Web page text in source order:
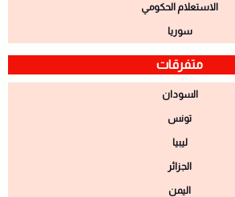
الاستعلام الحكومي
سوريا
متفرقات
السودان
تونس
ليبيا
الجزائر
اليمن